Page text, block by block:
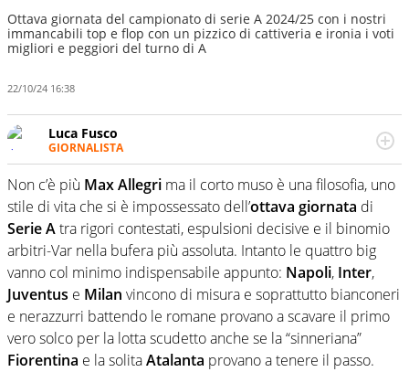
Ottava giornata del campionato di serie A 2024/25 con i nostri
immancabili top e flop con un pizzico di cattiveria e ironia i voti
migliori e peggiori del turno di A
22/10/24 16:38
Luca Fusco
GIORNALISTA
Giornalista multimediale. Quando si accendono i motori,
lui sgasa, impenna, derapa. E spesso e volentieri finisce
sul podio
Non c’è più Max Allegri ma il corto muso è una filosofia, uno
stile di vita che si è impossessato dell’ottava giornata di
Serie Atra rigori contestati, espulsioni decisive e il binomio
arbitri-Var nella bufera più assoluta. Intanto le quattro big
vanno col minimo indispensabile appunto: Napoli, Inter,
Juventus e Milan vincono di misura e soprattutto bianconeri
e nerazzurri battendo le romane provano a scavare il primo
vero solco per la lotta scudetto anche se la “sinneriana”
Fiorentina e la solitaAtalanta provano a tenere il passo.